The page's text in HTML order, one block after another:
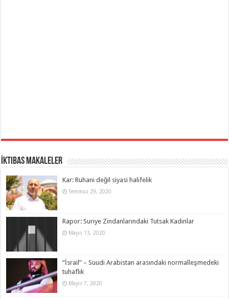
İktibas Makaleler
Kar: Ruhani değil siyasi halifelik
Temmuz 29, 2020
Rapor: Suriye Zindanlarındaki Tutsak Kadınlar
Mayıs 13, 2020
“İsrail” – Suudi Arabistan arasındaki normalleşmedeki
tuhaflık
Mayıs 7, 2020